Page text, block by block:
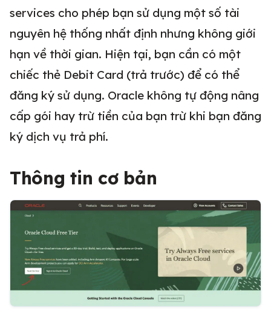
services cho phép bạn sử dụng một số tài
nguyên hệ thống nhất định nhưng không giới
hạn về thời gian. Hiện tại, bạn cần có một
chiếc thẻ Debit Card (trả trước) để có thể
đăng ký sử dụng. Oracle không tự động nâng
cấp gói hay trừ tiền của bạn trừ khi bạn đăng
ký dịch vụ trả phí.
Thông tin cơ bản